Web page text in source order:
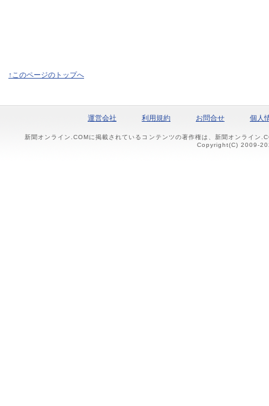
↑このページのトップへ
運営会社 利用規約 お問合せ 個人
新聞オンライン.COMに掲載されているコンテンツの著作権は、新聞オンライン
Copyright(C) 2009-